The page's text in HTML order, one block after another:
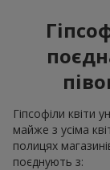
Гіпсофіли квіти
майже з усіма
полицях
поєднують з: